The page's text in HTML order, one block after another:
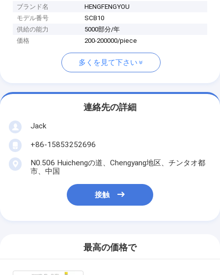
ブランド名
HENGFENGYOU
モデル番号
SCB10
供給の能力
5000部分/年
価格
200-200000/piece
多くを見て下さい
連絡先の詳細
Jack
+86-15853252696
N0.506 Huichengの道、Chengyang地区、チンタオ都
市、中国
接触
最高の価格で